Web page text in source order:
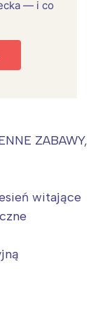
— i co
ZABAWY,
witające